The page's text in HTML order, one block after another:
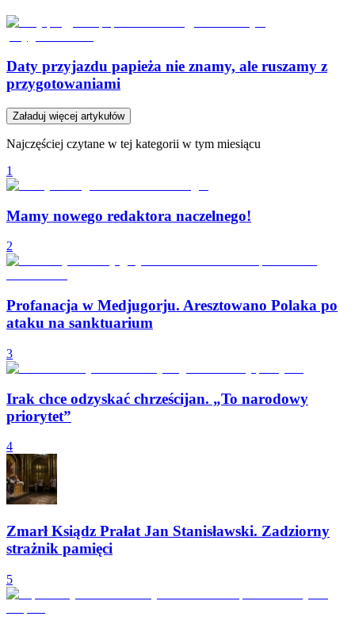
Daty przyjazdu papieża nie znamy, ale ruszamy z
przygotowaniami
Załaduj więcej artykułów
Najczęściej czytane w tej kategorii w tym miesiącu
1
Mamy nowego redaktora naczelnego!
2
Profanacja w Medjugorju. Aresztowano Polaka po
ataku na sanktuarium
3
Irak chce odzyskać chrześcijan. „To narodowy
priorytet”
4
Zmarł Ksiądz Prałat Jan Stanisławski. Zadziorny
strażnik pamięci
5